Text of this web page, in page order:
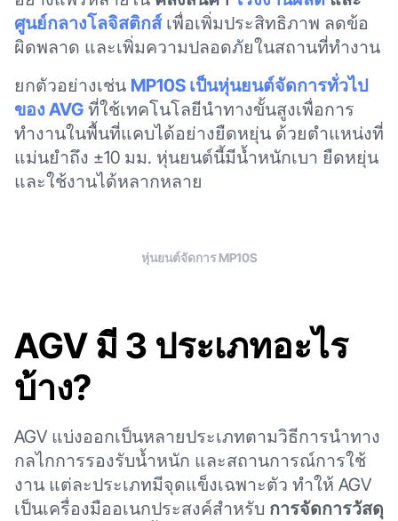
ศูนย์กลางโลจิสติกส์เพื่อเพิ่มประสิทธิภาพ ลดข้อ
ผิดพลาด และเพิ่มความปลอดภัยในสถานที่ทำงาน
ยกตัวอย่างเช่น MP10S เป็นหุ่นยนต์จัดการทั่วไป
ของ AVGที่ใช้เทคโนโลยีนำทางขั้นสูงเพื่อการ
ทำงานในพื้นที่แคบได้อย่างยืดหยุ่น ด้วยตำแหน่งที่
แม่นยำถึง ±10 มม. หุ่นยนต์นี้มีน้ำหนักเบา ยืดหยุ่น
และใช้งานได้หลากหลาย
หุ่นยนต์จัดการ MP10S
AGV มี 3 ประเภทอะไร
บ้าง?
AGV แบ่งออกเป็นหลายประเภทตามวิธีการนำทาง
กลไกการรองรับน้ำหนัก และสถานการณ์การใช้
งาน แต่ละประเภทมีจุดแข็งเฉพาะตัว ทำให้ AGV
เป็นเครื่องมืออเนกประสงค์สำหรับ การจัดการวัสดุ